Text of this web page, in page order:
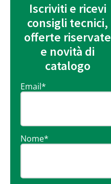
Iscriviti e ricevi
consigli tecnici,
offerte riservate
e novità di
catalogo
Email*
Nome*